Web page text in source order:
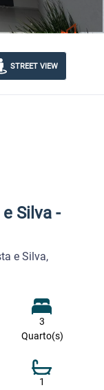
STREET VIEW
Silva -
e Silva,
3
Quarto(s)
1